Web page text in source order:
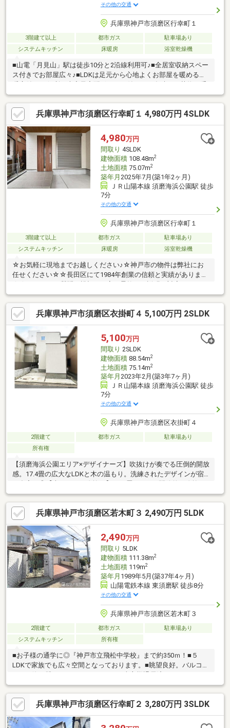
その他の交通
兵庫県神戸市須磨区行幸町１
3階建て以上 都市ガス
駐車場あり
システムキッチン
床暖房 浴室乾燥機
■山電「月見山」駅は徒歩10分と2沿線利用可♪■全居室収納スペー
ス付きでお部屋広々♪■LDKは足元から心地よくお部屋を暖める床
け取れるので便利です♪■タッチレスハンドシャワー水栓、洗面所
ホスクリーン、 スマートロックシステムやカップボード等、設
備充実で新生活をサポート♪当社スタッフと一緒に、お客様の新生
活に相応しいマイホームを探しましょう。住まい探しを全力でサ
ポート致しますので、まずはお気軽にご連絡ください。
兵庫県神戸市須磨区行幸町１ 4,980万円 4SLDK
4,980万円
間取り 4SLDK
建物面積108.48m2
土地面積75.07m2
築年月 2025年7月(築1年2ヶ月)
ＪＲ山陽本線 須磨海浜公園駅 徒歩
7分
その他の交通
兵庫県神戸市須磨区行幸町１
3階建て以上 都市ガス
駐車場あり
システムキッチン
床暖房 浴室乾燥機
☆お気軽に現地までお越しください♪☆神戸市の物件は弊社にお
任せください☆☆長田区にて1984年創業の信頼と実績があります
☆☆すべてのご質問に親切・丁寧・柔軟にご説明・対応させて頂
きます☆月々のお支払例やオススメポイントはこちら↓↓↓■おすす
めポイント■〇子育て世帯人気のエリアの新築〇カースペース有
(制限有)○須磨海岸まで徒歩圏内〇最寄り駅まで平坦地〇４LDK全
室収納有〇大容量宅配BOX設置〇床暖房完備〇全室フローリング■
周辺環境■○若松小学校○鷹取中学校
兵庫県神戸市須磨区衣掛町４ 5,100万円 2SLDK
5,100万円
間取り 2SLDK
建物面積88.54m2
土地面積75.14m2
築年月 2023年2月(築3年7ヶ月)
ＪＲ山陽本線 須磨海浜公園駅 徒歩
7分
その他の交通
兵庫県神戸市須磨区衣掛町４
2階建て 都市ガス
駐車場あり
所有権
【須磨海浜公園エリア×デザイナーズ】吹抜けが奏でる圧倒的開放
感。17.4畳の広大なLDKと木の温もり。洗練されたデザインが宿
け。◎【プライベートテラス】 周囲の視線を気にせず寛げる特等
席。◎【洗練の木材デザイン】 築浅の美しさが自慢。◎【理想の
家事動線】 デザイン性と機能性を両立。毎日の料理が楽しくなる
設計。◎【須磨海浜公園が身近】 海と緑を日常にする贅沢。
◎【利便性と環境の両立】 最寄駅・バス停へ好アクセス。ご内覧
ご希望の方はお気軽にお問い合わせくださいませ。土日祝・平日
の仕事帰りでも見学可能です♪
兵庫県神戸市須磨区若木町３ 2,490万円 5LDK
2,490万円
間取り 5LDK
建物面積111.38m2
土地面積119m2
築年月 1989年5月(築37年4ヶ月)
山陽電鉄本線 東須磨駅 徒歩8分
その他の交通
兵庫県神戸市須磨区若木町３
2階建て 都市ガス
駐車場あり
システムキッチン
所有権
■お子様の通学に◎『神戸市立飛松中学校』まで約350ｍ！■５
LDKで家族でも広々空間となっております。■眺望良好。バルコニ
ーから海を眺めることができます。■売主様退居済みですので、
気兼ねなくご見学いただけます■一戸建ての多いエリア、静かで
落ち着いた雰囲気■豊かな緑が雑音を消してくれるよう。眺めて
景色よく、住んで静かな環境※駐車場は車種によります。車庫証
明の可能台数ではありません。
兵庫県神戸市須磨区行幸町２ 3,280万円 3SLDK